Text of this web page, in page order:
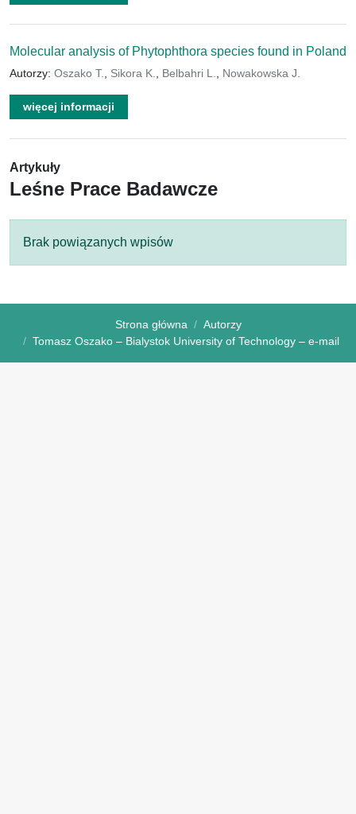
Molecular analysis of Phytophthora species found in Poland
Autorzy: Oszako T. Sikora K. Belbahri L. Nowakowska J.
więcej informacji
Artykuły
Leśne Prace Badawcze
Brak powiązanych wpisów
Strona główna
Autorzy
Tomasz Oszako – Bialystok University of Technology – e-mail